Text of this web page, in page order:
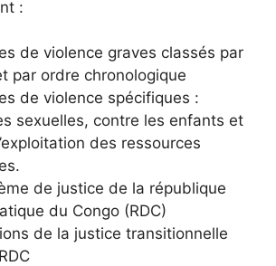
:
de violence graves classés par
par ordre chronologique
de violence spécifiques :
sexuelles, contre les enfants et
des ressources
de justice de la république
du Congo (RDC)
de la justice transitionnelle